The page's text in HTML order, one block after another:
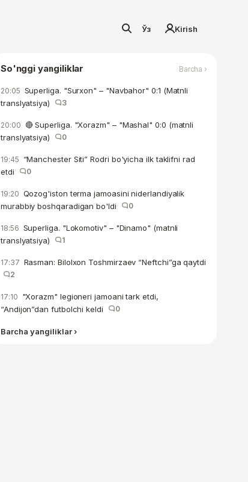
Ўз Kirish
So'nggi yangiliklar Barcha ›
20:05 Superliga. "Surxon" – "Navbahor" 0:1 (Matnli
translyatsiya)
3
20:00 🔴 Superliga. "Xorazm" – "Mashal" 0:0 (matnli
translyatsiya)
0
19:45 “Manchester Siti” Rodri bo'yicha ilk taklifni rad
etdi
0
19:20 Qozog'iston terma jamoasini niderlandiyalik
murabbiy boshqaradigan bo'ldi
0
18:56 Superliga. "Lokomotiv" – "Dinamo" (matnli
translyatsiya)
1
17:37 Rasman: Bilolxon Toshmirzaev “Neftchi”ga qaytdi
2
17:10 "Xorazm" legioneri jamoani tark etdi,
“Andijon”dan futbolchi keldi
0
Barcha yangiliklar ›